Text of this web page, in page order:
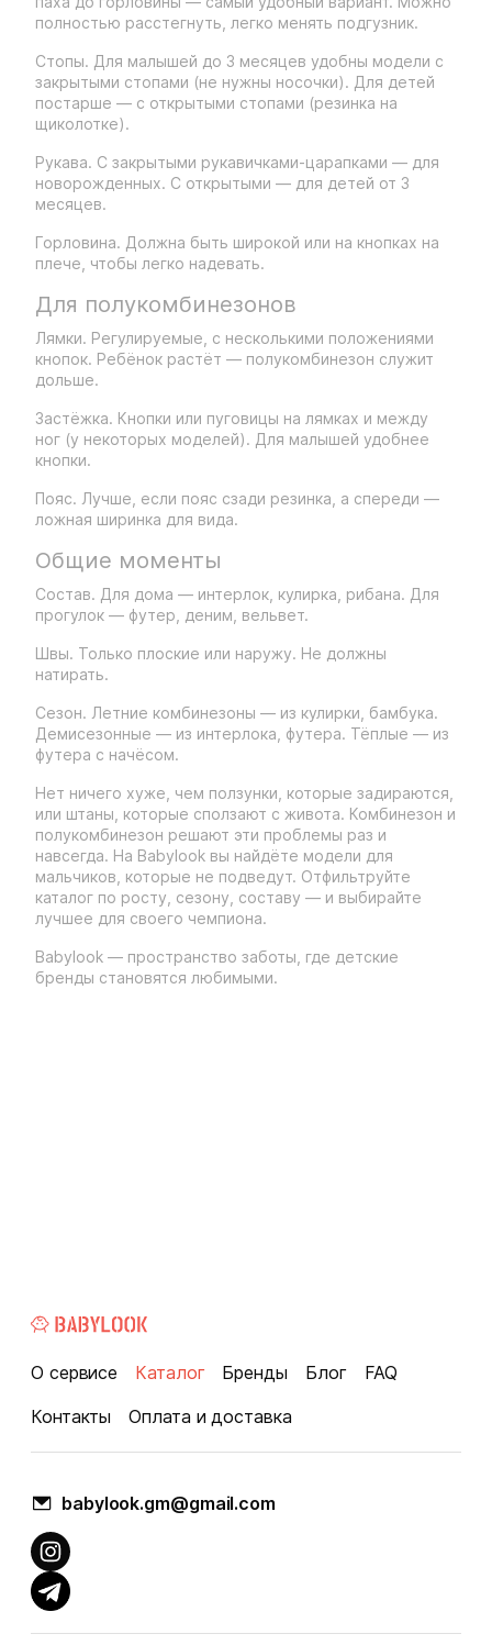
полностью расстегнуть, легко менять подгузник.
Стопы. Для малышей до 3 месяцев удобны модели с
закрытыми стопами (не нужны носочки). Для детей
постарше — с открытыми стопами (резинка на
щиколотке).
Рукава. С закрытыми рукавичками-царапками — для
новорожденных. С открытыми — для детей от 3
месяцев.
Горловина. Должна быть широкой или на кнопках на
плече, чтобы легко надевать.
Для полукомбинезонов
Лямки. Регулируемые, с несколькими положениями
кнопок. Ребёнок растёт — полукомбинезон служит
дольше.
Застёжка. Кнопки или пуговицы на лямках и между
ног (у некоторых моделей). Для малышей удобнее
кнопки.
Пояс. Лучше, если пояс сзади резинка, а спереди —
ложная ширинка для вида.
Общие моменты
Состав. Для дома — интерлок, кулирка, рибана. Для
прогулок — футер, деним, вельвет.
Швы. Только плоские или наружу. Не должны
натирать.
Сезон. Летние комбинезоны — из кулирки, бамбука.
Демисезонные — из интерлока, футера. Тёплые — из
футера с начёсом.
Нет ничего хуже, чем ползунки, которые задираются,
или штаны, которые сползают с живота. Комбинезон и
полукомбинезон решают эти проблемы раз и
навсегда. На Babylook вы найдёте модели для
мальчиков, которые не подведут. Отфильтруйте
каталог по росту, сезону, составу — и выбирайте
лучшее для своего чемпиона.
Babylook — пространство заботы, где детские
бренды становятся любимыми.
О сервисе Каталог Бренды Блог
FAQ
Контакты
Оплата и доставка
babylook.gm@gmail.com